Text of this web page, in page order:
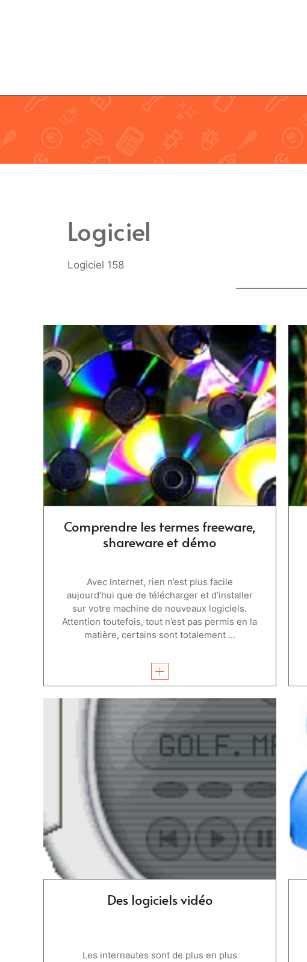
Logiciel
Logiciel 158
Comprendre les termes freeware,
shareware et démo
Avec Internet, rien n’est plus facile
aujourd’hui que de télécharger et d’installer
sur votre machine de nouveaux logiciels.
Attention toutefois, tout n’est pas permis en la
matière, certains sont totalement ...
Des logiciels vidéo
Les internautes sont de plus en plus